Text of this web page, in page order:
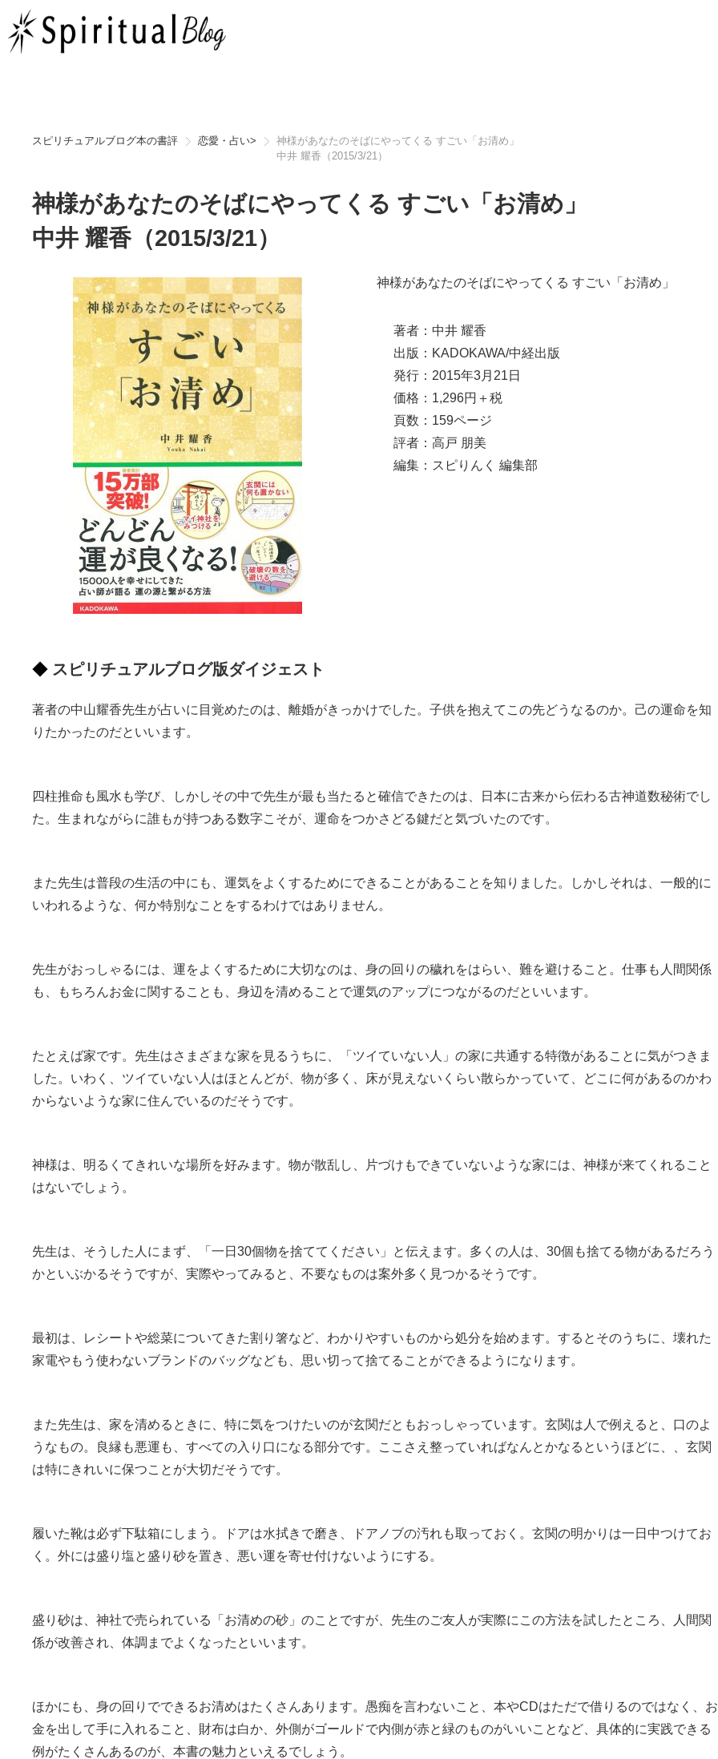
スピリチュアルブログ本の書評 恋愛・占い>
神様があなたのそばにやってくる すごい「お清め」
中井 耀香（2015/3/21）
神様があなたのそばにやってくる すごい「お清め」
中井 耀香（2015/3/21）
神様があなたのそばにやってくる すごい「お清め」
著者：中井 耀香
出版：KADOKAWA/中経出版
発行：2015年3月21日
価格：1,296円＋税
頁数：159ページ
評者：高戸 朋美
編集：スピりんく 編集部
スピリチュアルブログ版ダイジェスト
著者の中山耀香先生が占いに目覚めたのは、離婚がきっかけでした。子供を抱えてこの先どうなるのか。己の運命を知
りたかったのだといいます。
四柱推命も風水も学び、しかしその中で先生が最も当たると確信できたのは、日本に古来から伝わる古神道数秘術でし
た。生まれながらに誰もが持つある数字こそが、運命をつかさどる鍵だと気づいたのです。
また先生は普段の生活の中にも、運気をよくするためにできることがあることを知りました。しかしそれは、一般的に
いわれるような、何か特別なことをするわけではありません。
先生がおっしゃるには、運をよくするために大切なのは、身の回りの穢れをはらい、難を避けること。仕事も人間関係
も、もちろんお金に関することも、身辺を清めることで運気のアップにつながるのだといいます。
たとえば家です。先生はさまざまな家を見るうちに、「ツイていない人」の家に共通する特徴があることに気がつきま
した。いわく、ツイていない人はほとんどが、物が多く、床が見えないくらい散らかっていて、どこに何があるのかわ
からないような家に住んでいるのだそうです。
神様は、明るくてきれいな場所を好みます。物が散乱し、片づけもできていないような家には、神様が来てくれること
はないでしょう。
先生は、そうした人にまず、「一日30個物を捨ててください」と伝えます。多くの人は、30個も捨てる物があるだろう
かといぶかるそうですが、実際やってみると、不要なものは案外多く見つかるそうです。
最初は、レシートや総菜についてきた割り箸など、わかりやすいものから処分を始めます。するとそのうちに、壊れた
家電やもう使わないブランドのバッグなども、思い切って捨てることができるようになります。
また先生は、家を清めるときに、特に気をつけたいのが玄関だともおっしゃっています。玄関は人で例えると、口のよ
うなもの。良縁も悪運も、すべての入り口になる部分です。ここさえ整っていればなんとかなるというほどに、、玄関
は特にきれいに保つことが大切だそうです。
履いた靴は必ず下駄箱にしまう。ドアは水拭きで磨き、ドアノブの汚れも取っておく。玄関の明かりは一日中つけてお
く。外には盛り塩と盛り砂を置き、悪い運を寄せ付けないようにする。
盛り砂は、神社で売られている「お清めの砂」のことですが、先生のご友人が実際にこの方法を試したところ、人間関
係が改善され、体調までよくなったといいます。
ほかにも、身の回りでできるお清めはたくさんあります。愚痴を言わないこと、本やCDはただで借りるのではなく、お
金を出して手に入れること、財布は白か、外側がゴールドで内側が赤と緑のものがいいことなど、具体的に実践できる
例がたくさんあるのが、本書の魅力といえるでしょう。